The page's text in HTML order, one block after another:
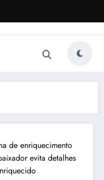
de enriquecimento
evita detalhes